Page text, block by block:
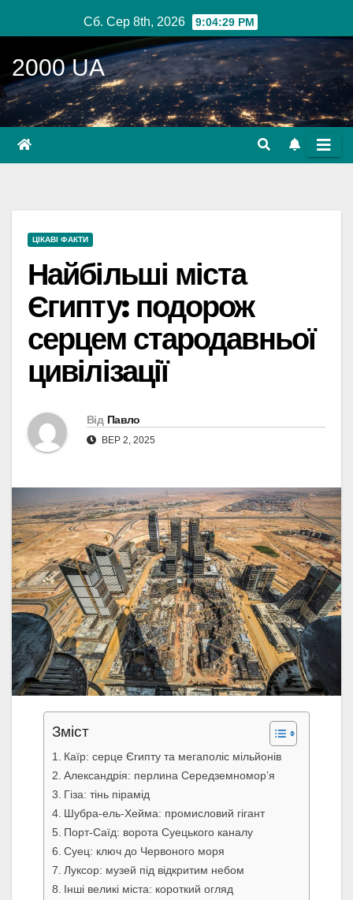
до
вмісту
Сб. Сер 8th, 2026 9:04:30 PM
2000 UA
ЦІКАВІ ФАКТИ
Найбільші міста
Єгипту: подорож
серцем стародавньої
цивілізації
Від Павло
ВЕР 2, 2025
Зміст
Каїр: серце Єгипту та мегаполіс мільйонів
Александрія: перлина Середземномор’я
Гіза: тінь пірамід
Шубра-ель-Хейма: промисловий гігант
Порт-Саїд: ворота Суецького каналу
Суец: ключ до Червоного моря
Луксор: музей під відкритим небом
Інші великі міста: короткий огляд